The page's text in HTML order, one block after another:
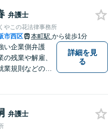
弁護士
やこの花法律事務所
市西区 本町駅 から徒歩1分
い企業側弁護
の残業や解雇、
業規則などの問
詳細を見
る
弁護士